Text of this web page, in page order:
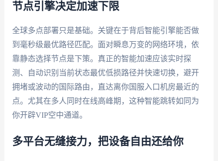
节点引擎决定加速下限
全球多点部署只是基础。关键在于背后智能引擎能否做
到毫秒级最优路径匹配。面对瞬息万变的网络环境，依
靠静态选择节点是下策。真正的智能加速应该实时探
测、自动识别当前状态最优低损路径并快速切换，避开
拥堵或波动的国际路由，直达离你国服入口机房最近的
点。尤其在多人同时在线高峰期，这种智能跳转如同为
你开辟VIP空中通道。
多平台无缝接力，把设备自由还给你